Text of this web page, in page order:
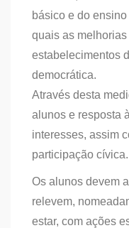
básico e do
quais as
estabelecimentos
democrática.
Através desta
alunos e resposta
interesses, assim
participação cívica.
Os alunos devem
relevem,
estar, com ações